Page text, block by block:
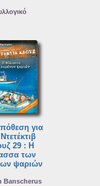
για
29 : Η
των
ψαριών
Banscherus